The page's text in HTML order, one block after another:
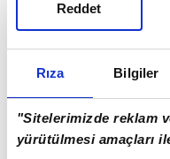
Rıza Bilgiler
"Sitelerimizde reklam
yürütülmesi amaçları
Reddet